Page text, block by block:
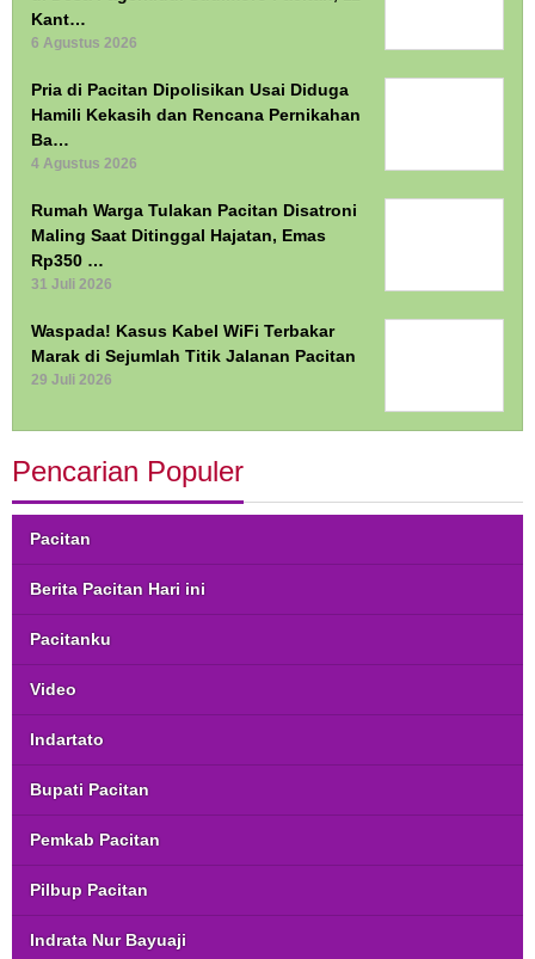
Kant…
6 Agustus 2026
Pria di Pacitan Dipolisikan Usai Diduga
Hamili Kekasih dan Rencana Pernikahan
Ba…
4 Agustus 2026
Rumah Warga Tulakan Pacitan Disatroni
Maling Saat Ditinggal Hajatan, Emas
Rp350 …
31 Juli 2026
Waspada! Kasus Kabel WiFi Terbakar
Marak di Sejumlah Titik Jalanan Pacitan
29 Juli 2026
Pencarian Populer
Pacitan
Berita Pacitan Hari ini
Pacitanku
Video
Indartato
Bupati Pacitan
Pemkab Pacitan
Pilbup Pacitan
Indrata Nur Bayuaji